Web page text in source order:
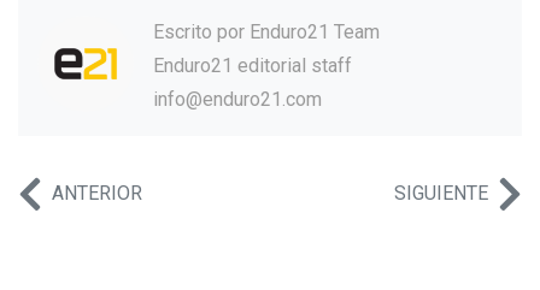
Escrito por Enduro21 Team
Enduro21 editorial staff
info@enduro21.com
ANTERIOR SIGUIENTE